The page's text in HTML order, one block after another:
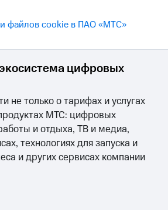
файлов cookie в ПАО «МТС»
цифровых
не только о тарифах и услугах
МТС: цифровых
и отдыха, ТВ и медиа,
технологиях для запуска и
и других сервисах компании